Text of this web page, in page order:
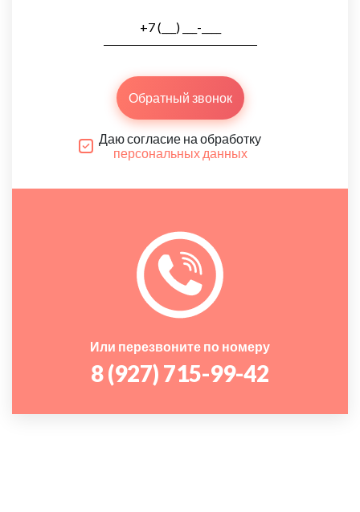
Обратный звонок
Даю согласие на обработку
персональных данных
Или перезвоните по номеру
8 (927) 715-99-42